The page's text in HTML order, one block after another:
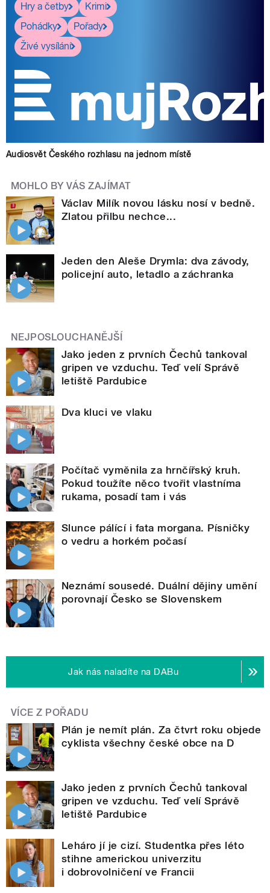
Hry a četby
Krimi
Pohádky
Pořady
Živé vysílání
Audiosvět Českého rozhlasu na jednom místě
MOHLO BY VÁS ZAJÍMAT
Václav Milík novou lásku nosí v bedně.
Zlatou přilbu nechce...
Jeden den Aleše Drymla: dva závody,
policejní auto, letadlo a záchranka
NEJPOSLOUCHANĚJŠÍ
Jako jeden z prvních Čechů tankoval
gripen ve vzduchu. Teď velí Správě
letiště Pardubice
Dva kluci ve vlaku
Počítač vyměnila za hrnčířský kruh.
Pokud toužíte něco tvořit vlastníma
rukama, posadí tam i vás
Slunce pálící i fata morgana. Písničky
o vedru a horkém počasí
Neznámí sousedé. Duální dějiny umění
porovnají Česko se Slovenskem
Jak nás naladíte na DABu
VÍCE Z POŘADU
Plán je nemít plán. Za čtvrt roku objede
cyklista všechny české obce na D
Jako jeden z prvních Čechů tankoval
gripen ve vzduchu. Teď velí Správě
letiště Pardubice
Leháro jí je cizí. Studentka přes léto
stihne americkou univerzitu
i dobrovolničení ve Francii